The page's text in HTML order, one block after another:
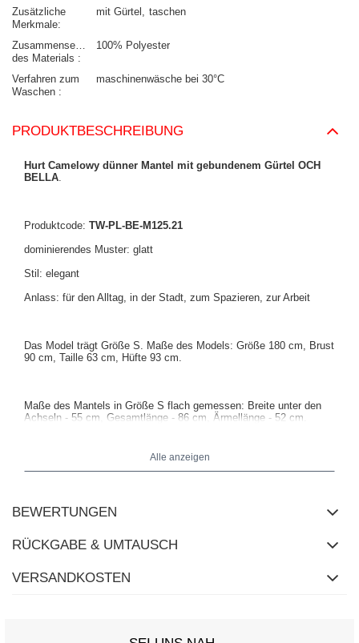
Zusätzliche
Merkmale
mit Gürtel taschen
Zusammensetzung
des Materials
100% Polyester
Verfahren zum
Waschen
maschinenwäsche bei 30°C
PRODUKTBESCHREIBUNG
Hurt Camelowy dünner Mantel mit gebundenem Gürtel OCH
BELLA.
Produktcode: TW-PL-BE-M125.21
dominierendes Muster: glatt
Stil: elegant
Anlass: für den Alltag, in der Stadt, zum Spazieren, zur Arbeit
Das Model trägt Größe S. Maße des Models: Größe 180 cm, Brust
90 cm, Taille 63 cm, Hüfte 93 cm.
Maße des Mantels in Größe S flach gemessen: Breite unter den
Achseln - 55 cm, Gesamtlänge - 86 cm, Ärmellänge - 52 cm.
Alle anzeigen
BEWERTUNGEN
RÜCKGABE & UMTAUSCH
VERSANDKOSTEN